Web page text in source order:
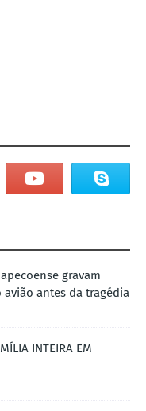
gravam
antes da tragédia
INTEIRA EM